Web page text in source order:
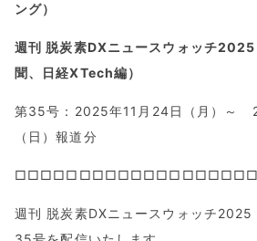
ング）
週刊 脱炭素DXニュースウォッチ
聞、日経XTech編）
第35号：2025年11月24日（月）～
（日）報道分
週刊 脱炭素DXニュースウォッチ